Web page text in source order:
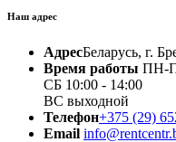
Наш адрес
АдресБеларусь, г.
Время работы ПН-
СБ 10:00 - 14:00
ВС выходной
Телефон+375 (29)
Email